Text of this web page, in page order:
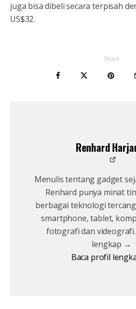
juga bisa dibeli secara terpisah
US$32.
Share
Renhard
Menulis tentang gadget
Renhard punya minat
berbagai teknologi
smartphone, tablet,
fotografi dan
lengkap →
Baca profil